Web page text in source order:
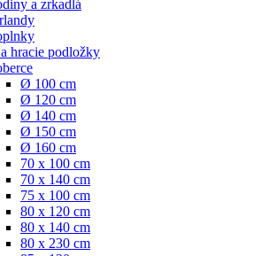
a zrkadlá
hracie podložky
Ø 100 cm
Ø 120 cm
Ø 140 cm
Ø 150 cm
Ø 160 cm
70 x 100 cm
70 x 140 cm
75 x 100 cm
80 x 120 cm
80 x 140 cm
80 x 230 cm